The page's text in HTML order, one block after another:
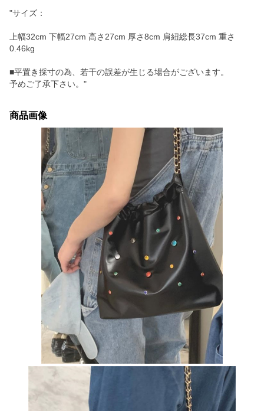
"サイズ：
上幅32cm 下幅27cm 高さ27cm 厚さ8cm 肩紐総長37cm 重さ
0.46kg
■平置き採寸の為、若干の誤差が生じる場合がございます。
予めご了承下さい。"
商品画像